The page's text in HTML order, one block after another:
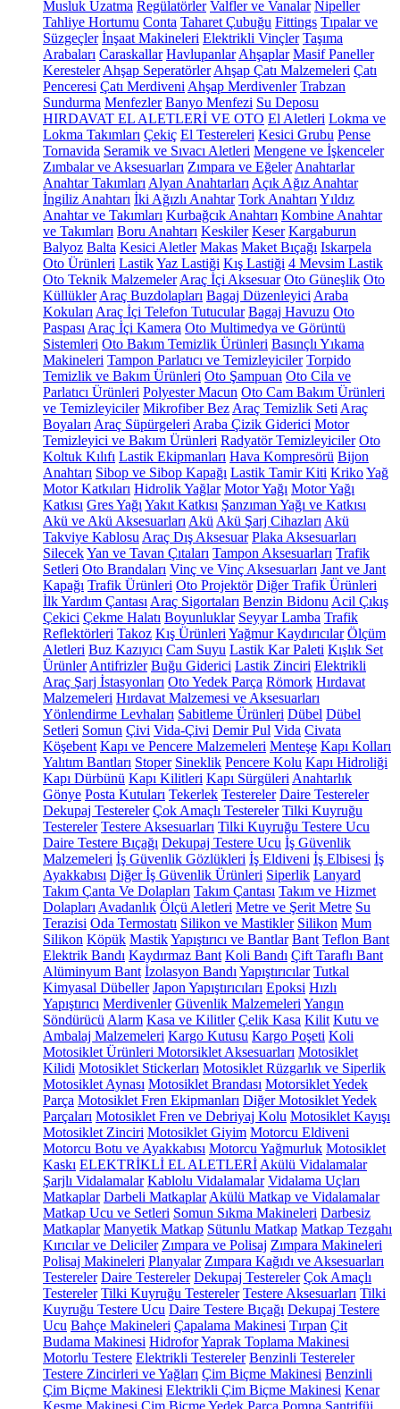
Musluk Uzatma Regülatörler Valfler ve Vanalar Nipeller
Tahliye Hortumu Conta Taharet Çubuğu Fittings Tıpalar ve
Süzgeçler İnşaat Makineleri Elektrikli Vinçler Taşıma
Arabaları Caraskallar Havlupanlar Ahşaplar Masif Paneller
Keresteler Ahşap Seperatörler Ahşap Çatı Malzemeleri Çatı
Penceresi Çatı Merdiveni Ahşap Merdivenler Trabzan
Sundurma Menfezler Banyo Menfezi Su Deposu
HIRDAVAT EL ALETLERİ VE OTO El Aletleri Lokma ve
Lokma Takımları Çekiç El Testereleri Kesici Grubu Pense
Tornavida Seramik ve Sıvacı Aletleri Mengene ve İşkenceler
Zımbalar ve Aksesuarları Zımpara ve Eğeler Anahtarlar
Anahtar Takımları Alyan Anahtarları Açık Ağız Anahtar
İngiliz Anahtarı İki Ağızlı Anahtar Tork Anahtarı Yıldız
Anahtar ve Takımları Kurbağcık Anahtarı Kombine Anahtar
ve Takımları Boru Anahtarı Keskiler Keser Kargaburun
Balyoz Balta Kesici Aletler Makas Maket Bıçağı Iskarpela
Oto Ürünleri LastikYaz Lastiği Kış Lastiği 4 Mevsim Lastik
Oto Teknik Malzemeler Araç İçi Aksesuar Oto Güneşlik Oto
Küllükler Araç Buzdolapları Bagaj Düzenleyici Araba
Kokuları Araç İçi Telefon Tutucular Bagaj Havuzu Oto
Paspası Araç İçi Kamera Oto Multimedya ve Görüntü
Sistemleri Oto Bakım Temizlik Ürünleri Basınçlı Yıkama
Makineleri Tampon Parlatıcı ve Temizleyiciler Torpido
Temizlik ve Bakım Ürünleri Oto Şampuan Oto Cila ve
Parlatıcı Ürünleri Polyester Macun Oto Cam Bakım Ürünleri
ve Temizleyiciler Mikrofiber Bez Araç Temizlik Seti Araç
Boyaları Araç Süpürgeleri Araba Çizik Giderici Motor
Temizleyici ve Bakım Ürünleri Radyatör Temizleyiciler Oto
Koltuk Kılıfı Lastik Ekipmanları Hava Kompresörü Bijon
Anahtarı Sibop ve Sibop Kapağı Lastik Tamir Kiti KrikoYağ
Motor Katkıları Hidrolik Yağlar Motor Yağı Motor Yağı
Katkısı Gres Yağı Yakıt Katkısı Şanzıman Yağı ve Katkısı
Akü ve Akü Aksesuarları Akü Akü Şarj Cihazları Akü
Takviye Kablosu Araç Dış Aksesuar Plaka Aksesuarları
SilecekYan ve Tavan Çıtaları Tampon Aksesuarları Trafik
Setleri Oto Brandaları Vinç ve Vinç Aksesuarları Jant ve Jant
Kapağı Trafik Ürünleri Oto Projektör Diğer Trafik Ürünleri
İlk Yardım Çantası Araç Sigortaları Benzin Bidonu Acil Çıkış
Çekici Çekme Halatı Boyunluklar Seyyar Lamba Trafik
Reflektörleri Takoz Kış Ürünleri Yağmur Kaydırıcılar Ölçüm
Aletleri Buz Kazıyıcı Cam Suyu Lastik Kar Paleti Kışlık Set
Ürünler Antifrizler Buğu Giderici Lastik Zinciri Elektrikli
Araç Şarj İstasyonları Oto Yedek Parça Römork Hırdavat
Malzemeleri Hırdavat Malzemesi ve Aksesuarları
Yönlendirme Levhaları Sabitleme Ürünleri Dübel Dübel
Setleri Somun Çivi Vida-Çivi Demir Pul Vida Civata
Köşebent Kapı ve Pencere Malzemeleri Menteşe Kapı Kolları
Yalıtım Bantları Stoper Sineklik Pencere Kolu Kapı Hidroliği
Kapı Dürbünü Kapı Kilitleri Kapı Sürgüleri Anahtarlık
Gönye Posta Kutuları Tekerlek Testereler Daire Testereler
Dekupaj Testereler Çok Amaçlı Testereler Tilki Kuyruğu
Testereler Testere Aksesuarları Tilki Kuyruğu Testere Ucu
Daire Testere Bıçağı Dekupaj Testere Ucu İş Güvenlik
Malzemeleri İş Güvenlik Gözlükleri İş Eldiveni İş Elbisesi İş
Ayakkabısı Diğer İş Güvenlik Ürünleri Siperlik Lanyard
Takım Çanta Ve Dolapları Takım Çantası Takım ve Hizmet
Dolapları Avadanlık Ölçü Aletleri Metre ve Şerit Metre Su
Terazisi Oda Termostatı Silikon ve Mastikler Silikon Mum
Silikon Köpük MastikYapıştırıcı ve Bantlar Bant Teflon Bant
Elektrik Bandı Kaydırmaz Bant Koli Bandı Çift Taraflı Bant
Alüminyum Bant İzolasyon Bandı Yapıştırıcılar Tutkal
Kimyasal Dübeller Japon Yapıştırıcıları Epoksi Hızlı
Yapıştırıcı Merdivenler Güvenlik Malzemeleri Yangın
Söndürücü Alarm Kasa ve Kilitler Çelik Kasa Kilit Kutu ve
Ambalaj Malzemeleri Kargo Kutusu Kargo Poşeti Koli
Motosiklet Ürünleri Motorsiklet Aksesuarları Motosiklet
Kilidi Motosiklet Stickerları Motosiklet Rüzgarlık ve Siperlik
Motosiklet Aynası Motosiklet Brandası Motorsiklet Yedek
Parça Motosiklet Fren Ekipmanları Diğer Motosiklet Yedek
Parçaları Motosiklet Fren ve Debriyaj Kolu Motosiklet Kayışı
Motosiklet Zinciri Motosiklet Giyim Motorcu Eldiveni
Motorcu Botu ve Ayakkabısı Motorcu Yağmurluk Motosiklet
Kaskı ELEKTRİKLİ EL ALETLERİ Akülü Vidalamalar
Şarjlı Vidalamalar Kablolu Vidalamalar Vidalama Uçları
Matkaplar Darbeli Matkaplar Akülü Matkap ve Vidalamalar
Matkap Ucu ve Setleri Somun Sıkma Makineleri Darbesiz
Matkaplar Manyetik Matkap Sütunlu Matkap Matkap Tezgahı
Kırıcılar ve Deliciler Zımpara ve Polisaj Zımpara Makineleri
Polisaj Makineleri Planyalar Zımpara Kağıdı ve Aksesuarları
Testereler Daire Testereler Dekupaj Testereler Çok Amaçlı
Testereler Tilki Kuyruğu Testereler Testere Aksesuarları Tilki
Kuyruğu Testere Ucu Daire Testere Bıçağı Dekupaj Testere
Ucu Bahçe Makineleri Çapalama Makinesi Tırpan Çit
Budama Makinesi HidroforYaprak Toplama Makinesi
Motorlu Testere Elektrikli Testereler Benzinli Testereler
Testere Zincirleri ve Yağları Çim Biçme Makinesi Benzinli
Çim Biçme Makinesi Elektrikli Çim Biçme Makinesi Kenar
Kesme Makinesi Çim Biçme Yedek Parça Pompa Santrifüj